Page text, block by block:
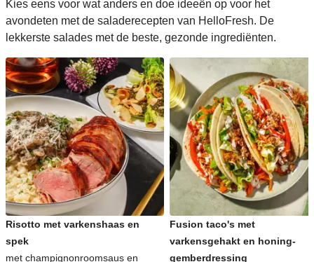
Kies eens voor wat anders en doe ideeën op voor het
avondeten met de saladerecepten van HelloFresh. De
lekkerste salades met de beste, gezonde ingrediënten.
Risotto met varkenshaas en
spek
met champignonroomsaus en
Fusion taco's met
varkensgehakt en honing-
gemberdressing